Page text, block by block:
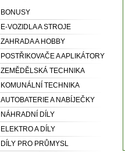
BONUSY
E-VOZIDLA A STROJE
ZAHRADA A HOBBY
POSTŘIKOVAČE A APLIKÁTORY
ZEMĚDĚLSKÁ TECHNIKA
KOMUNÁLNÍ TECHNIKA
AUTOBATERIE A NABÍJEČKY
NÁHRADNÍ DÍLY
ELEKTRO A DÍLY
DÍLY PRO PRŮMYSL